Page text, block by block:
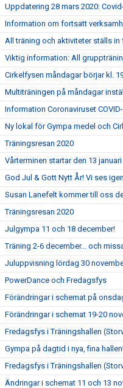
Uppdatering 28 mars 2020:
Information om fortsatt
All träning och aktiviteter ställs in
Viktig information: All
Cirkelfysen måndagar börjar kl.
Multiträningen på måndagar
Information Coronaviruset
Ny lokal för Gympa medel och
Träningsresan 2020
Vårterminen startar den 13 januari
God Jul & Gott Nytt År! Vi ses
Susan Lanefelt kommer till oss
Träningsresan 2020
Julgympa 11 och 18 december!
Träning 2-6 december... och
Juluppvisning lördag 30
PowerDance och Fredagsfys
Förändringar i schemat på
Förändringar i schemat 19-20
Fredagsfys i Träningshallen
Gympa på dagtid i nya, fina hallen!
Fredagsfys i Träningshallen
Ändringar i schemat 11 och 13